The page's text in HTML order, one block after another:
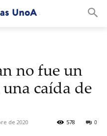
no fue un
caída de
de 2020 0
578